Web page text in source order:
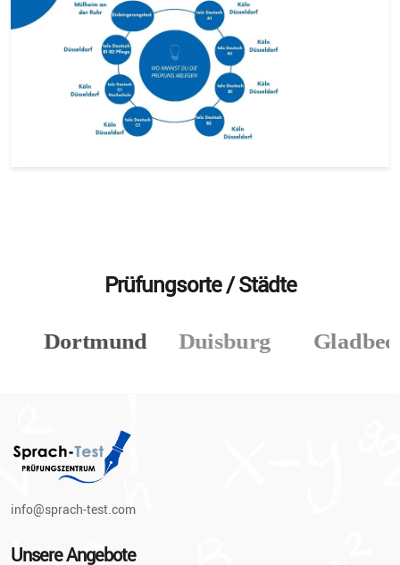
Prüfungsorte / Städte
info@sprach-test.com
Unsere Angebote